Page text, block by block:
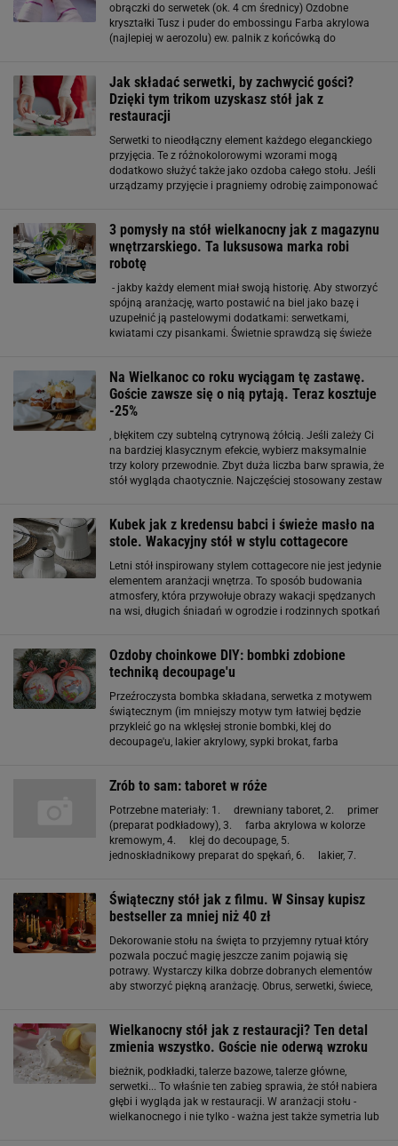
obrączki do serwetek (ok. 4 cm średnicy) Ozdobne
kryształki Tusz i puder do embossingu Farba akrylowa
(najlepiej w aerozolu) ew. palnik z końcówką do
Jak składać serwetki, by zachwycić gości?
Dzięki tym trikom uzyskasz stół jak z
restauracji
Serwetki to nieodłączny element każdego eleganckiego
przyjęcia. Te z różnokolorowymi wzorami mogą
dodatkowo służyć także jako ozdoba całego stołu. Jeśli
urządzamy przyjęcie i pragniemy odrobię zaimponować
3 pomysły na stół wielkanocny jak z magazynu
wnętrzarskiego. Ta luksusowa marka robi
robotę
- jakby każdy element miał swoją historię. Aby stworzyć
spójną aranżację, warto postawić na biel jako bazę i
uzupełnić ją pastelowymi dodatkami: serwetkami,
kwiatami czy pisankami. Świetnie sprawdzą się świeże
Na Wielkanoc co roku wyciągam tę zastawę.
Goście zawsze się o nią pytają. Teraz kosztuje
-25%
, błękitem czy subtelną cytrynową żółcią. Jeśli zależy Ci
na bardziej klasycznym efekcie, wybierz maksymalnie
trzy kolory przewodnie. Zbyt duża liczba barw sprawia, że
stół wygląda chaotycznie. Najczęściej stosowany zestaw
Kubek jak z kredensu babci i świeże masło na
stole. Wakacyjny stół w stylu cottagecore
Letni stół inspirowany stylem cottagecore nie jest jedynie
elementem aranżacji wnętrza. To sposób budowania
atmosfery, która przywołuje obrazy wakacji spędzanych
na wsi, długich śniadań w ogrodzie i rodzinnych spotkań
Ozdoby choinkowe DIY: bombki zdobione
techniką decoupage'u
Przeźroczysta bombka składana, serwetka z motywem
świątecznym (im mniejszy motyw tym łatwiej będzie
przykleić go na wklęsłej stronie bombki, klej do
decoupage'u, lakier akrylowy, sypki brokat, farba
Zrób to sam: taboret w róże
Potrzebne materiały: 1. drewniany taboret, 2. primer
(preparat podkładowy), 3. farba akrylowa w kolorze
kremowym, 4. klej do decoupage, 5.
jednoskładnikowy preparat do spękań, 6. lakier, 7.
Świąteczny stół jak z filmu. W Sinsay kupisz
bestseller za mniej niż 40 zł
Dekorowanie stołu na święta to przyjemny rytuał który
pozwala poczuć magię jeszcze zanim pojawią się
potrawy. Wystarczy kilka dobrze dobranych elementów
aby stworzyć piękną aranżację. Obrus, serwetki, świece,
Wielkanocny stół jak z restauracji? Ten detal
zmienia wszystko. Goście nie oderwą wzroku
bieżnik, podkładki, talerze bazowe, talerze główne,
serwetki... To właśnie ten zabieg sprawia, że stół nabiera
głębi i wygląda jak w restauracji. W aranżacji stołu -
wielkanocnego i nie tylko - ważna jest także symetria lub